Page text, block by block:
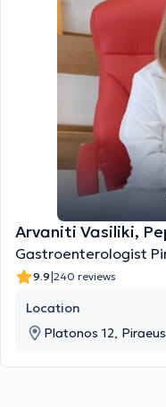
Arvaniti Vasiliki,
Gastroenterologist
9.9|240 reviews
Location
Platonos 12,